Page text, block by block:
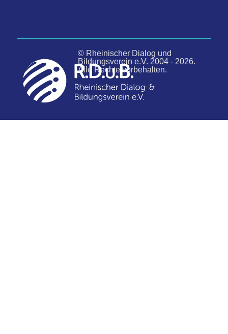
© Rheinischer Dialog und
Bildungsverein e.V. 2004 - 2026.
Alle Rechte vorbehalten.